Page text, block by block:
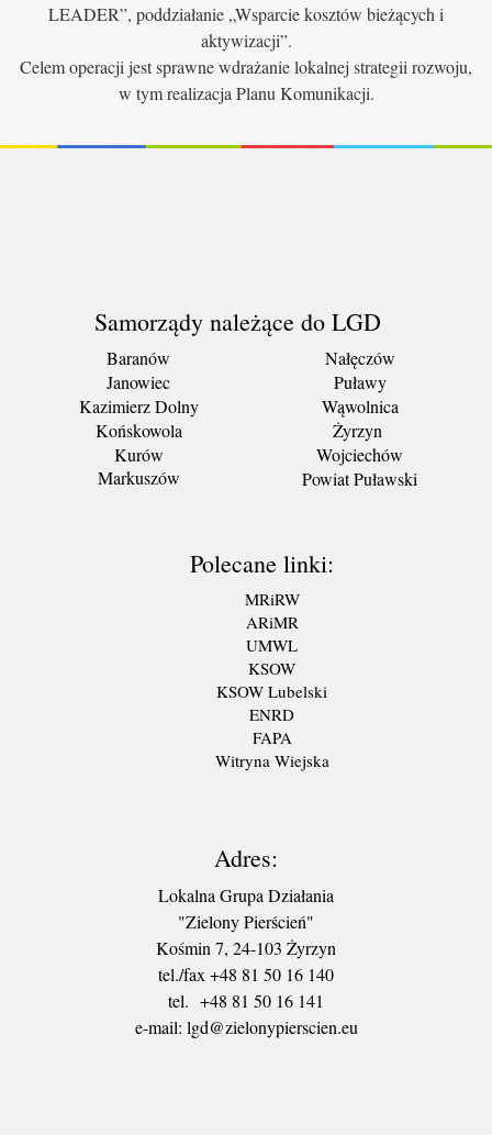
LEADER”, poddziałanie „Wsparcie kosztów bieżących i
aktywizacji”.
Celem operacji jest sprawne wdrażanie lokalnej strategii rozwoju,
w tym realizacja Planu Komunikacji.
Samorządy należące do LGD
Baranów
Janowiec
Kazimierz Dolny
Końskowola
Kurów
Markuszów
Nałęczów
Puławy
Wąwolnica
Żyrzyn
Wojciechów
Powiat Puławski
Polecane linki:
MRiRW
ARiMR
UMWL
KSOW
KSOW Lubelski
ENRD
FAPA
Witryna Wiejska
Adres:
Lokalna Grupa Działania
"Zielony Pierścień"
Kośmin 7, 24-103 Żyrzyn
tel./fax +48 81 50 16 140
tel. +48 81 50 16 141
​e-mail: lgd@zielonypierscien.eu